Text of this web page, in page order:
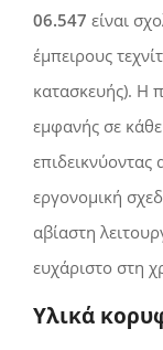
06.547 είναι
έμπειρους
κατασκευής). Η
εμφανής σε
επιδεικνύοντας
εργονομική
αβίαστη
ευχάριστο στη
Υλικά